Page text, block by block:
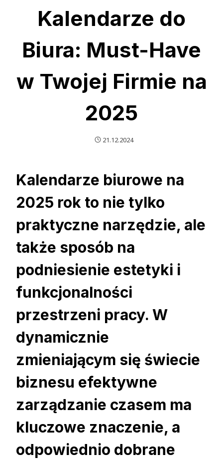
Kalendarze do
Biura: Must-Have
w Twojej Firmie na
2025
21.12.2024
Kalendarze biurowe na
2025 rok to nie tylko
praktyczne narzędzie, ale
także sposób na
podniesienie estetyki i
funkcjonalności
przestrzeni pracy. W
dynamicznie
zmieniającym się świecie
biznesu efektywne
zarządzanie czasem ma
kluczowe znaczenie, a
odpowiednio dobrane